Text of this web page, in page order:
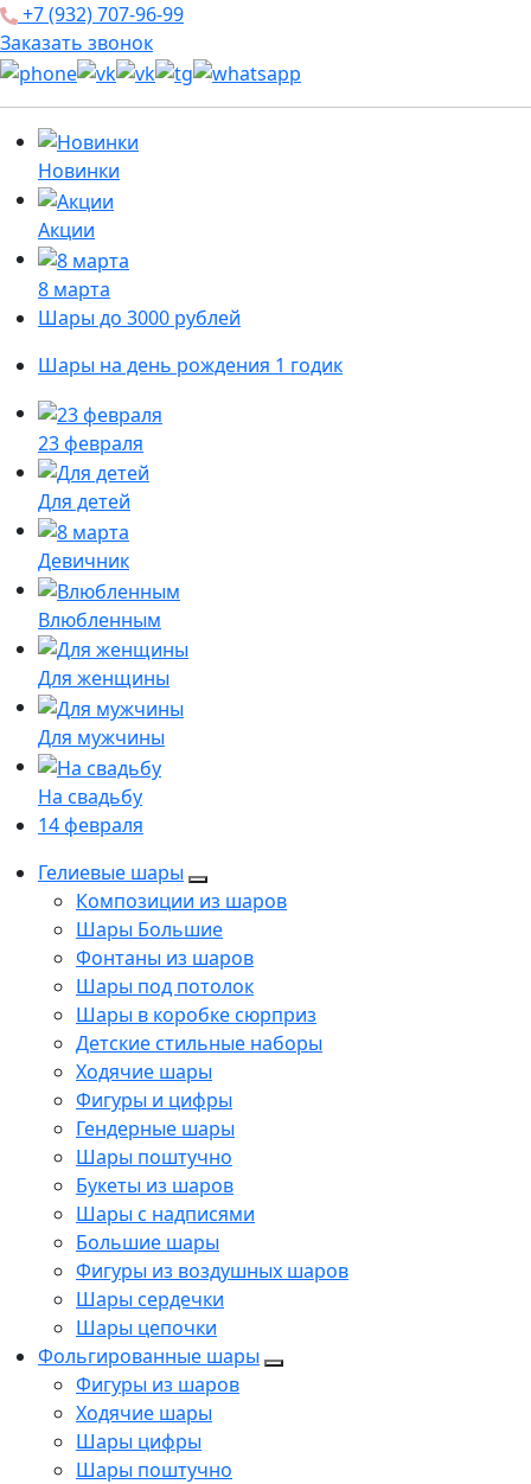
+7 (932) 707-96-99
Заказать звонок
Новинки
Акции
8 марта
Шары до 3000 рублей
Шары на день рождения 1 годик
23 февраля
Для детей
Девичник
Влюбленным
Для женщины
Для мужчины
На свадьбу
14 февраля
Гелиевые шары
Композиции из шаров
Шары Большие
Фонтаны из шаров
Шары под потолок
Шары в коробке сюрприз
Детские стильные наборы
Ходячие шары
Фигуры и цифры
Гендерные шары
Шары поштучно
Букеты из шаров
Шары с надписями
Большие шары
Фигуры из воздушных шаров
Шары сердечки
Шары цепочки
Фольгированные шары
Фигуры из шаров
Ходячие шары
Шары цифры
Шары поштучно